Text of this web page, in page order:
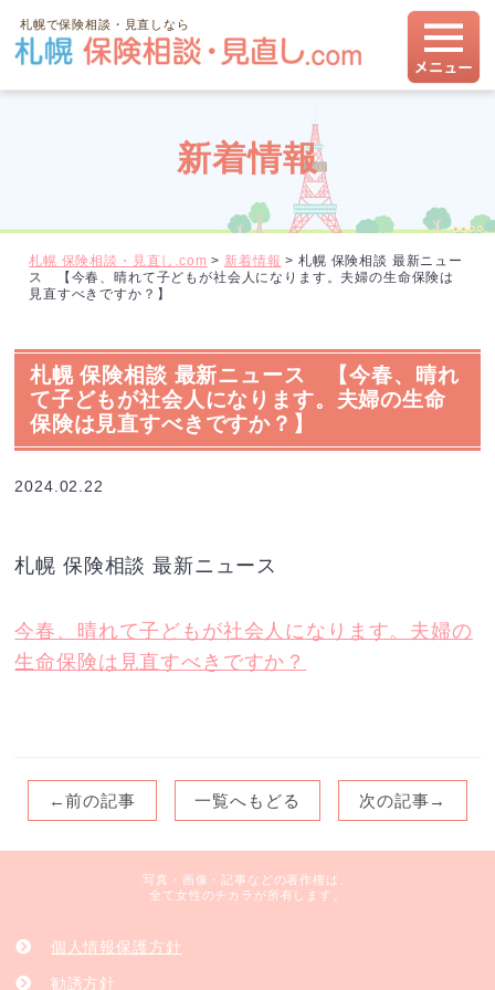
札幌で保険相談・見直しなら
新着情報
札幌 保険相談・見直し.com > 新着情報 > 札幌 保険相談 最新ニュー
ス 【今春、晴れて子どもが社会人になります。夫婦の生命保険は
見直すべきですか？】
札幌 保険相談 最新ニュース 【今春、晴れ
て子どもが社会人になります。夫婦の生命
保険は見直すべきですか？】
2024.02.22
札幌 保険相談 最新ニュース
今春、晴れて子どもが社会人になります。夫婦の
生命保険は見直すべきですか？
←前の記事 一覧へもどる 次の記事→
写真・画像・記事などの著作権は、
全て女性のチカラが所有します。
個人情報保護方針
勧誘方針